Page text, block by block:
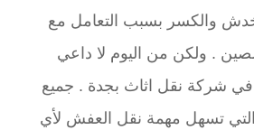
والكسر بسبب التعامل مع
. ولكن من اليوم لا داعي
في شركة نقل اثاث بجدة . جميع
التي تسهل مهمة نقل العفش لأي